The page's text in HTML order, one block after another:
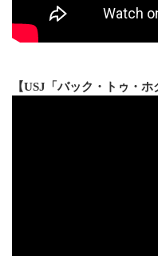
【USJ「バック・トゥ・